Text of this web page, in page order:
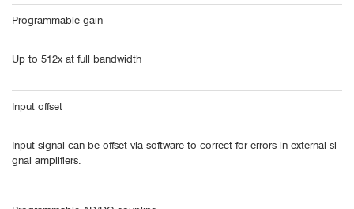
Programmable gain
Up to 512x at full bandwidth
Input offset
Input signal can be offset via software to correct for errors in external si
gnal amplifiers.